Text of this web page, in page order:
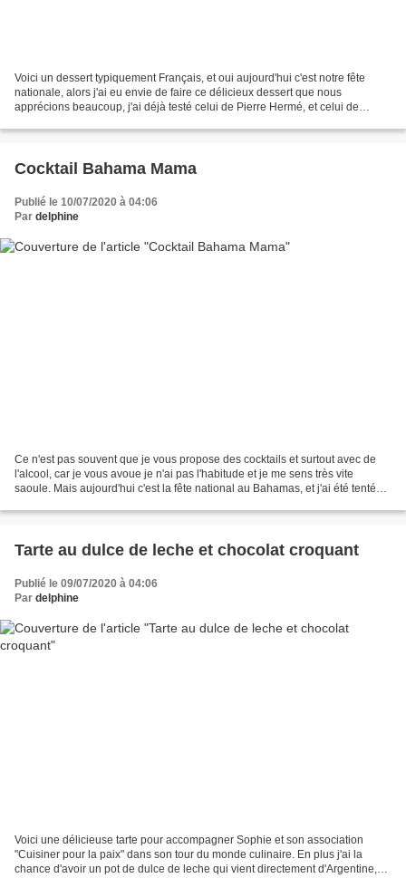
Voici un dessert typiquement Français, et oui aujourd'hui c'est notre fête
nationale, alors j'ai eu envie de faire ce délicieux dessert que nous
apprécions beaucoup, j'ai déjà testé celui de Pierre Hermé, et celui de
Cocktail Bahama Mama
Publié le 10/07/2020 à 04:06
Par delphine
Ce n'est pas souvent que je vous propose des cocktails et surtout avec de
l'alcool, car je vous avoue je n'ai pas l'habitude et je me sens très vite
saoule. Mais aujourd'hui c'est la fête national au Bahamas, et j'ai été tenté
Tarte au dulce de leche et chocolat croquant
Publié le 09/07/2020 à 04:06
Par delphine
Voici une délicieuse tarte pour accompagner Sophie et son association
"Cuisiner pour la paix" dans son tour du monde culinaire. En plus j'ai la
chance d'avoir un pot de dulce de leche qui vient directement d'Argentine,